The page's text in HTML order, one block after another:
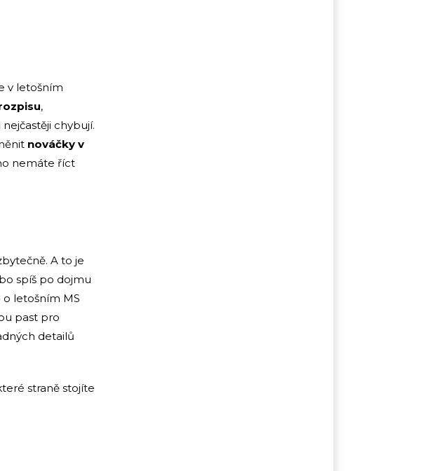
v letošním
,
chybují.
nováčky v
nemáte říct
A to je
spíš po dojmu
letošním MS
past pro
detailů
straně stojíte